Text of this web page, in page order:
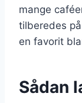
mange
tilberedes
en favorit
Sådan